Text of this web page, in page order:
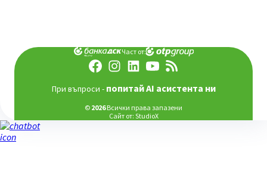
Част от:
При въпроси - попитай AI асистента ни
© 2026Всички права запазени
Сайт от: StudioX